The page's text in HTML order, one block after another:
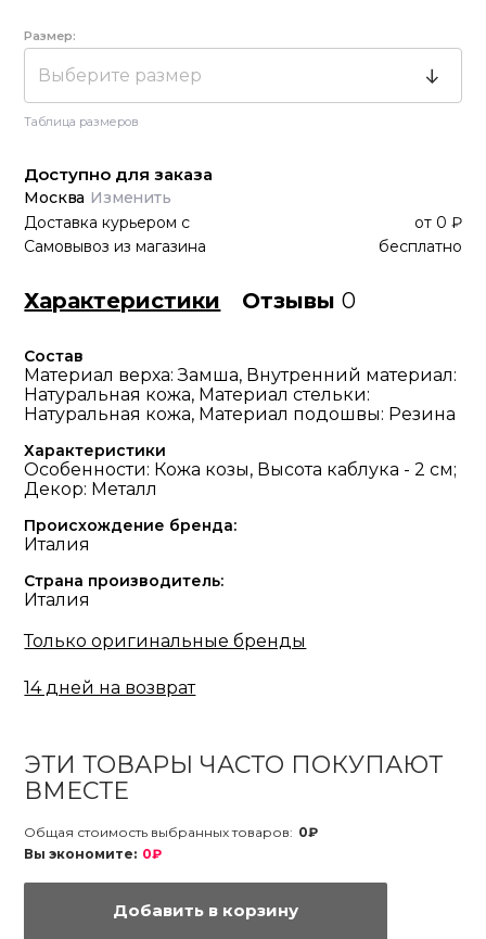
Размер:
Выберите размер
Таблица размеров
Доступно для заказа
Москва Изменить
Доставка курьером с от 0 ₽
Самовывоз из магазина
бесплатно
Характеристики Отзывы0
Состав
Материал верха: Замша, Внутренний материал:
Натуральная кожа, Материал стельки:
Натуральная кожа, Материал подошвы: Резина
Характеристики
Особенности: Кожа козы, Высота каблука - 2 см;
Декор: Металл
Происхождение бренда:
Италия
Страна производитель:
Италия
Только оригинальные бренды
14 дней на возврат
ЭТИ ТОВАРЫ ЧАСТО ПОКУПАЮТ
ВМЕСТЕ
Общая стоимость выбранных товаров: 0₽
Вы экономите: 0₽
Добавить в корзину